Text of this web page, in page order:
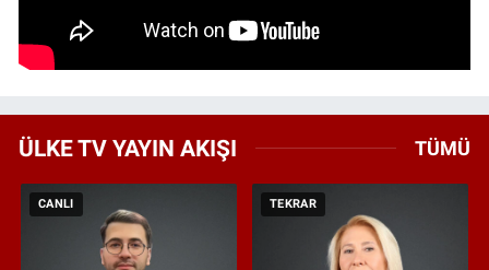
ÜLKE TV YAYIN AKIŞI TÜMÜ
CANLI TEKRAR